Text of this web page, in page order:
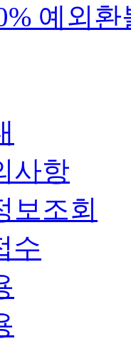
예외환
사항
보조회
수